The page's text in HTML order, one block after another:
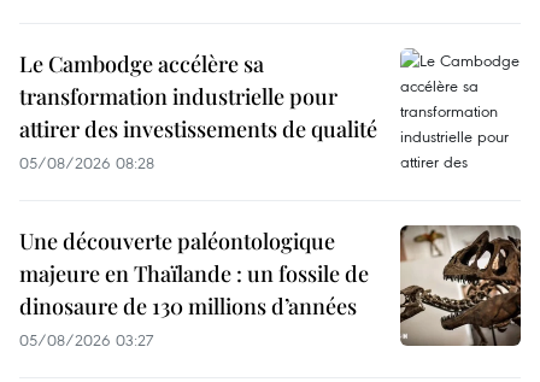
Le Cambodge accélère sa
transformation industrielle pour
attirer des investissements de qualité
05/08/2026 08:28
Une découverte paléontologique
majeure en Thaïlande : un fossile de
dinosaure de 130 millions d’années
05/08/2026 03:27